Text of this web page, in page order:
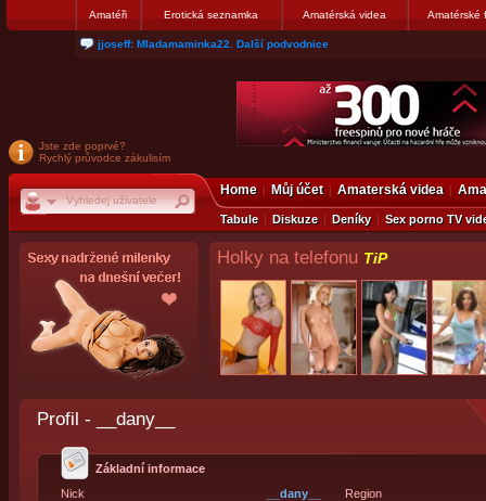
Amatéři Erotická seznamka Amatérská videa Amatérské
jjoseff: Mladamaminka22. Další podvodnice
Jste zde poprvé?
Rychlý průvodce zákulisím
Home Můj účet Amaterská videa
Tabule Diskuze Deníky Sex porno TV
Holky na telefonu TiP
Profil - __dany__
Základní informace
Nick
__dany__
Region